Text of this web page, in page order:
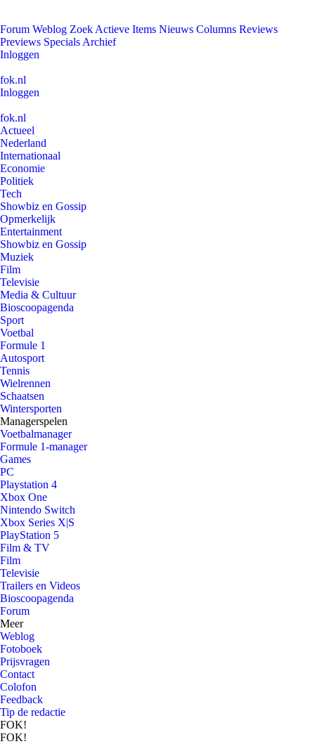
Forum Weblog Zoek Actieve Items Nieuws Columns Reviews
Previews Specials Archief
Inloggen
fok.nl
Inloggen
fok.nl
Actueel
Nederland
Internationaal
Economie
Politiek
Tech
Showbiz en Gossip
Opmerkelijk
Entertainment
Showbiz en Gossip
Muziek
Film
Televisie
Media & Cultuur
Bioscoopagenda
Sport
Voetbal
Formule 1
Autosport
Tennis
Wielrennen
Schaatsen
Wintersporten
Managerspelen
Voetbalmanager
Formule 1-manager
Games
PC
Playstation 4
Xbox One
Nintendo Switch
Xbox Series X|S
PlayStation 5
Film & TV
Film
Televisie
Trailers en Videos
Bioscoopagenda
Forum
Meer
Weblog
Fotoboek
Prijsvragen
Contact
Colofon
Feedback
Tip de redactie
FOK!
FOK!